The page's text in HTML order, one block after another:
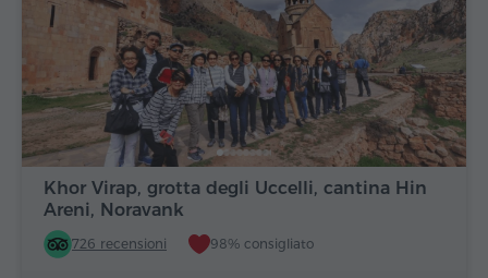
Khor Virap, grotta degli Uccelli, cantina Hin
Areni, Noravank
726 recensioni 98% consigliato